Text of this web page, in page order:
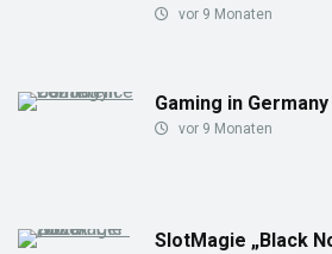
vor 9 Monaten
Gaming in
vor 9 Monaten
SlotMagie „Black